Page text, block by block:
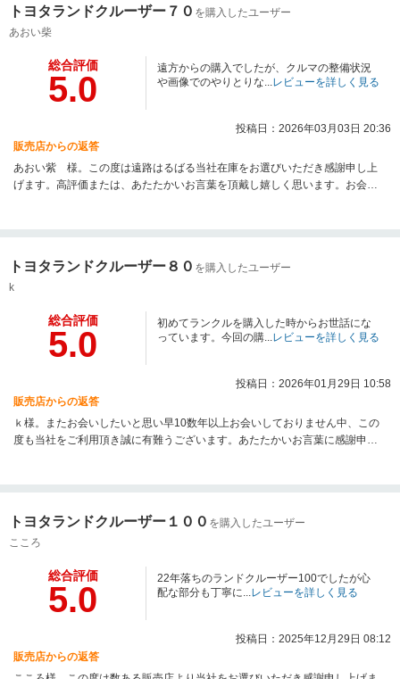
トヨタランドクルーザー７０ を購入したユーザー
あおい柴
総合評価
5.0
遠方からの購入でしたが、クルマの整備状況
や画像でのやりとりな...レビューを詳しく見る
投稿日：2026年03月03日 20:36
販売店からの返答
あおい紫 様。この度は遠路はるばる当社在庫をお選びいただき感謝申し上
げます。高評価または、あたたかいお言葉を頂戴し嬉しく思います。お会い
り下さいませ。数か月お待たせしまして申し訳ございませんでした。今後と
トヨタランドクルーザー８０ を購入したユーザー
k
総合評価
5.0
初めてランクルを購入した時からお世話にな
っています。今回の購...レビューを詳しく見る
投稿日：2026年01月29日 10:58
販売店からの返答
ｋ様。またお会いしたいと思い早10数年以上お会いしておりません中、この
度も当社をご利用頂き誠に有難うございます。あたたかいお言葉に感謝申し
す。楽しいより不安な点が多いランクルちゃんですが末永くそして大切に乗
楽しみにしてます。
トヨタランドクルーザー１００ を購入したユーザー
こころ
総合評価
5.0
22年落ちのランドクルーザー100でしたが心
配な部分も丁寧に...レビューを詳しく見る
投稿日：2025年12月29日 08:12
販売店からの返答